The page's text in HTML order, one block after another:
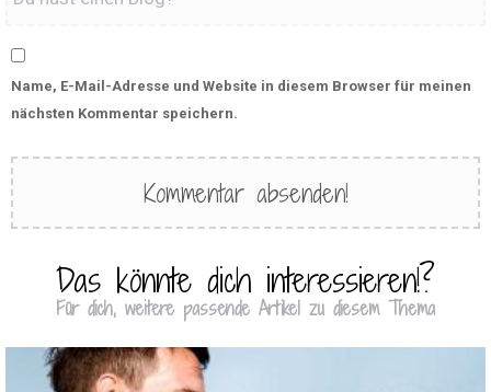
Name, E-Mail-Adresse und Website in diesem Browser für meinen
nächsten Kommentar speichern.
Das könnte dich interessieren!?
Für dich, weitere passende Artikel zu diesem Thema